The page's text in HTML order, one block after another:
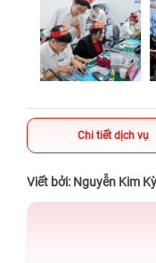
Chi tiết dịch vụ
Viết bởi: Nguyễn Kim Kỳ